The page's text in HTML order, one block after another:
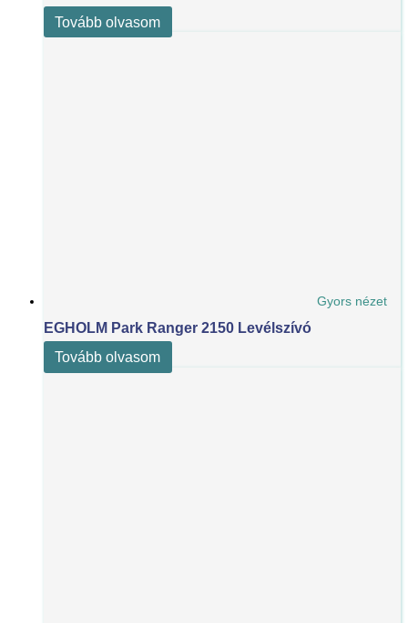
Tovább olvasom
Gyors nézet
EGHOLM Park Ranger 2150 Levélszívó
Tovább olvasom